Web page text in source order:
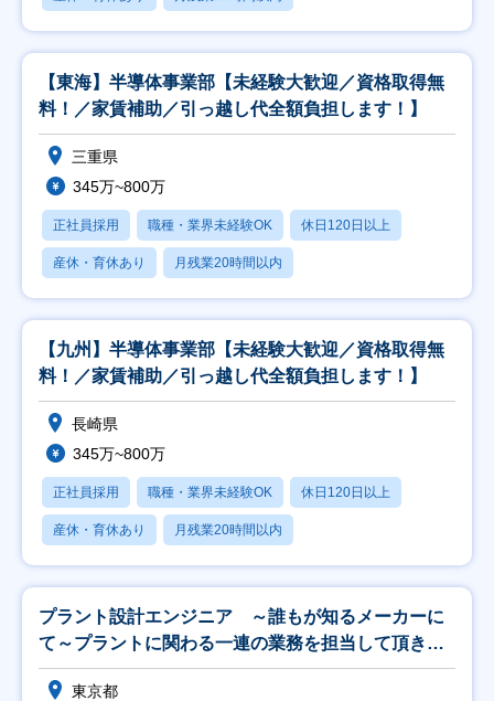
【東海】半導体事業部【未経験大歓迎／資格取得無
料！／家賃補助／引っ越し代全額負担します！】
三重県
345万~800万
正社員採用 職種・業界未経験OK 休日120日以上
産休・育休あり 月残業20時間以内
【九州】半導体事業部【未経験大歓迎／資格取得無
料！／家賃補助／引っ越し代全額負担します！】
長崎県
345万~800万
正社員採用 職種・業界未経験OK 休日120日以上
産休・育休あり 月残業20時間以内
プラント設計エンジニア ～誰もが知るメーカーに
て～プラントに関わる一連の業務を担当して頂きま
す～
東京都